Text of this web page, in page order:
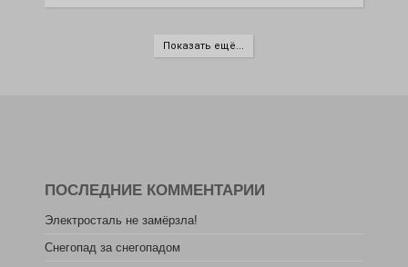
Показать ещё...
ПОСЛЕДНИЕ КОММЕНТАРИИ
Электросталь не замёрзла!
Снегопад за снегопадом